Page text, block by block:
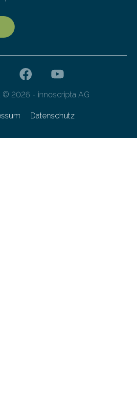
© 2026 - innoscripta AG
Datenschutz